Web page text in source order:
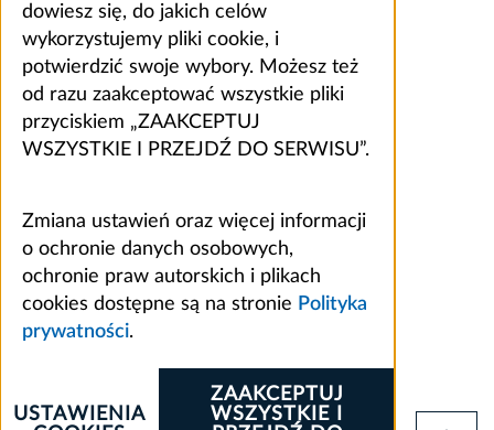
dowiesz się, do jakich celów
wykorzystujemy pliki cookie, i
potwierdzić swoje wybory. Możesz też
od razu zaakceptować wszystkie pliki
przyciskiem „ZAAKCEPTUJ
WSZYSTKIE I PRZEJDŹ DO SERWISU”.
Zmiana ustawień oraz więcej informacji
o ochronie danych osobowych,
ochronie praw autorskich i plikach
cookies dostępne są na stronie Polityka
prywatności.
ZAAKCEPTUJ
WSZYSTKIE I
USTAWIENIA